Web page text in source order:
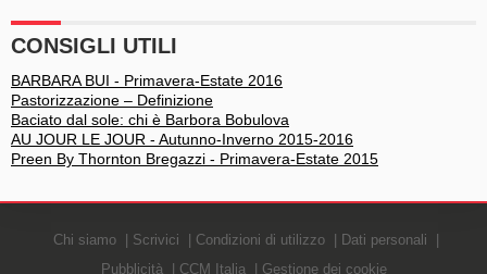
CONSIGLI UTILI
BARBARA BUI - Primavera-Estate 2016
Pastorizzazione – Definizione
Baciato dal sole: chi è Barbora Bobulova
AU JOUR LE JOUR - Autunno-Inverno 2015-2016
Preen By Thornton Bregazzi - Primavera-Estate 2015
Chi siamo Scrivici Condizioni di utilizzo
Dati personali
Pubblicità
CCM Italia Gestione dei cookie